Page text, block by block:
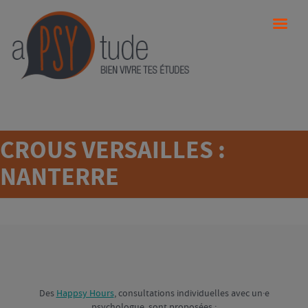
CROUS VERSAILLES :
NANTERRE
Des Happsy Hours, consultations individuelles avec un·e